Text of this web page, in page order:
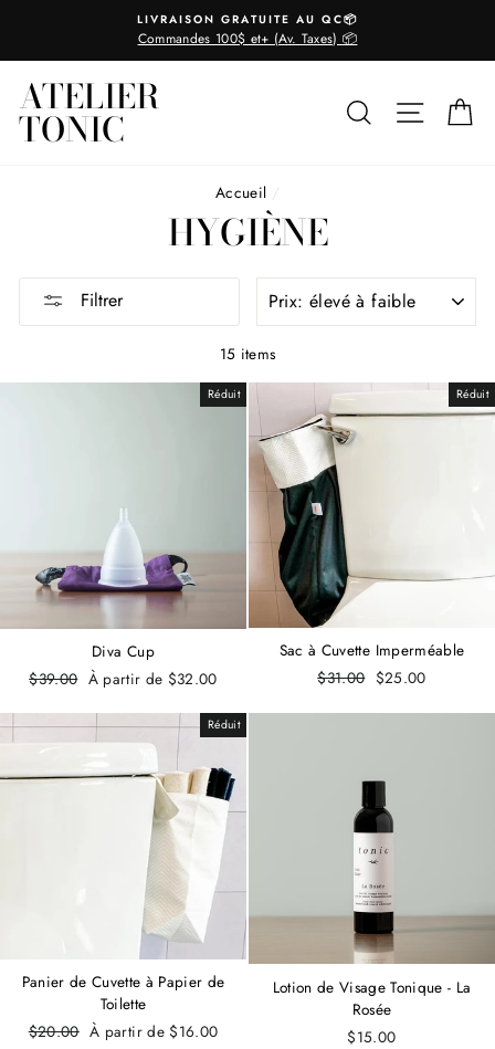
contenu
LIVRAISON GRATUITE AU QC📦
Commandes 100$ et+ (Av. Taxes) 📦
ATELIER
TONIC RECHERCHER
Accueil /
HYGIÈNE
Filtrer
15 items
Réduit
Diva Cup
Prix
$39.00 Prix
À partir de $32.00
Réduit
Sac à Cuvette Imperméable
Prix
$31.00 Prix
$25.00
Réduit
Panier de Cuvette à Papier de
Toilette
Prix
$20.00 Prix
À partir de $16.00
Lotion de Visage Tonique - La
Rosée
$15.00